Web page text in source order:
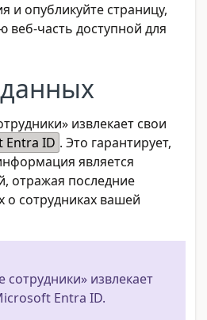
и опубликуйте страницу,
веб-часть доступной для
извлекает свои
Entra ID . Это гарантирует,
является
отражая последние
о сотрудниках вашей
извлекает
Entra ID.